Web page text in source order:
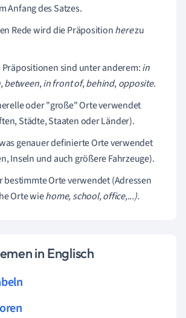
Anfang des Satzes.
Rede wird die Präpositionherezu
Präpositionen sind unter anderem:in
,between,in front of,behind,opposite.
oder "große" Orte verwendet
Städte, Staaten oder Länder).
genauer definierte Orte verwendet
Inseln und auch größere Fahrzeuge).
Orte verwendet (Adressen
Orte wiehome, school, office,...).
in Englisch